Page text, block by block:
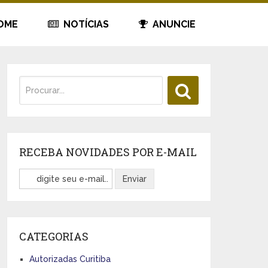
NOTÍCIAS ANUNCIE
RECEBA NOVIDADES POR E-MAIL
CATEGORIAS
Autorizadas Curitiba